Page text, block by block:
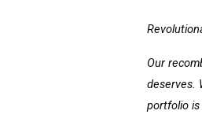
Our
deserves.
portfolio